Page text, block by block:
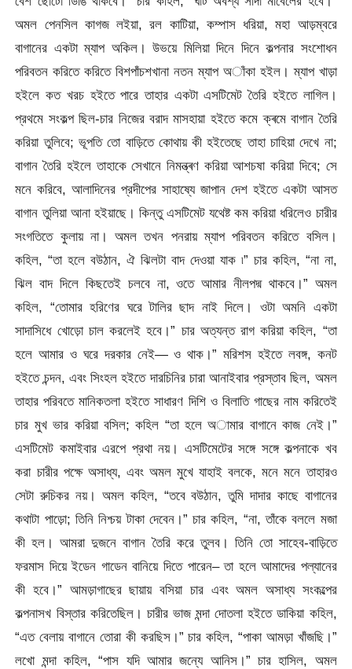
অমল পেনসিল কাগজ লইয়া, রল কাটিয়া, কম্পাস ধরিয়া, মহা আড়ম্বরে
বাগানের একটা ম্যাপ অকিল। উভয়ে মিলিয়া দিনে দিনে কল্পনার সংশোধন
পরিবতন করিতে করিতে বিশপাঁচশখানা নতন ম্যাপ অাঁকা হইল। ম্যাপ খাড়া
হইলে কত খরচ হইতে পারে তাহার একটা এসটিমেট তৈরি হইতে লাগিল।
প্রথমে সংকল্প ছিল-চার নিজের বরাদ মাসহায়া হইতে কমে ক্ৰমে বাগানতৈরি
করিয়া তুলিবে; ভূপতি তো বাড়িতে কোথায় কী হইতেছে তাহা চাহিয়া দেখে না;
বাগান তৈরি হইলে তাহাকে সেখানে নিমন্ত্ৰণ করিয়া আশচষা করিয়া দিবে; সে
মনে করিবে, আলাদিনের প্রদীপের সাহাষ্যে জাপান দেশ হইতে একটা আসত
বাগান তুলিয়া আনা হইয়াছে। কিন্তু এসটিমেট যথেষ্ট কম করিয়া ধরিলেও চারীর
সংগতিতে কুলায় না। অমল তখন পনরায় ম্যাপ পরিবতন করিতে বসিল।
কহিল, “তা হলে বউঠান, ঐ ঝিলটা বাদ দেওয়া যাক ৷” চার কহিল, “না না,
ঝিল বাদ দিলে কিছতেই চলবে না, ওতে আমার নীলপদ্ম থাকবে।” অমল
কহিল, “তোমার হরিণের ঘরে টালির ছাদ নাই দিলে। ওটা অমনি একটা
সাদাসিধে খোড়ো চাল করলেই হবে।” চার অত্যন্ত রাগ করিয়া কহিল, “তা
হলে আমার ও ঘরে দরকার নেই— ও থাক।” মরিশস হইতে লবঙ্গ, কনট
হইতে চন্দন, এবং সিংহল হইতে দারচিনির চারা আনাইবার প্রস্তাব ছিল, অমল
তাহার পরিবতে মানিকতলা হইতে সাধারণ দিশি ও বিলাতি গাছের নাম করিতেই
চার মুখ ভার করিয়া বসিল; কহিল “তা হলে অামার বাগানে কাজ নেই।”
এসটিমেট কমাইবার এরপে প্রথা নয়। এসটিমেটের সঙ্গে সঙ্গে কল্পনাকে খব
করা চারীর পক্ষে অসাধ্য, এবং অমল মুখে যাহাই বলকে, মনে মনে তাহারও
সেটা রুচিকর নয়। অমল কহিল, “তবে বউঠান, তুমি দাদার কাছে বাগানের
কথাটা পাড়ো; তিনি নিশ্চয় টাকা দেবেন।” চার কহিল, “না, তাঁকে বললে মজা
কী হল। আমরা দুজনে বাগান তৈরি করে তুলব। তিনি তো সাহেব-বাড়িতে
ফরমাস দিয়ে ইডেন গাডেন বানিয়ে দিতে পারেন– তা হলে আমাদের পল্যানের
কী হবে।” আমড়াগাছের ছায়ায় বসিয়া চার এবং অমল অসাধ্য সংকল্পের
কল্পনাসখ বিস্তার করিতেছিল। চারীর ভাজ মন্দা দোতলা হইতে ডাকিয়া কহিল,
“এত বেলায় বাগানে তোরা কী করছিস।” চার কহিল, “পাকা আমড়া খাঁজছি।”
লখো মন্দা কহিল, “পাস যদি আমার জন্যে আনিস।” চার হাসিল, অমল